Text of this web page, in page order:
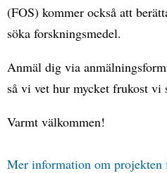
(FOS) kommer också att
söka forskningsmedel.
Anmäl dig via
så vi vet hur mycket frukost vi
Varmt välkommen!
Mer information om projekten